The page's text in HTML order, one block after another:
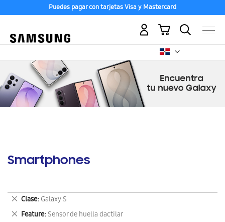
Puedes pagar con tarjetas Visa y Mastercard
Mi carrito
Smartphones
Clase Galaxy S
Eliminar
este
artículo
Feature Sensor de huella dactilar
Eliminar